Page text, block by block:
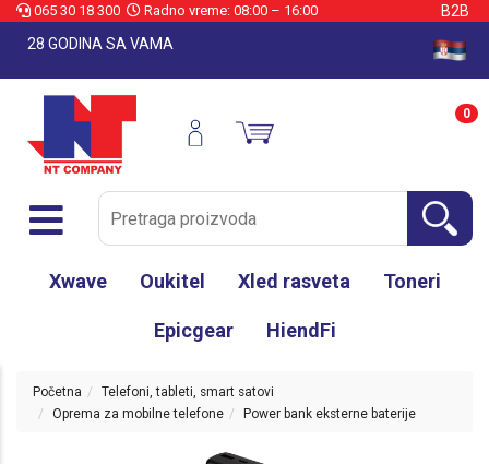
065 30 18 300 Radno vreme: 08:00 – 16:00
B2B
28 GODINA SA VAMA
Xwave Oukitel Xled rasveta Toneri
Epicgear HiendFi
0
Početna
Telefoni, tableti, smart satovi
Oprema za mobilne telefone
Power bank eksterne baterije